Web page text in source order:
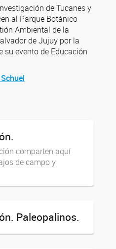
de Tucanes y
al Parque Botánico
Ambiental de la
de Jujuy por la
evento de Educación
comparten aquí
de campo y
Paleopalinos.